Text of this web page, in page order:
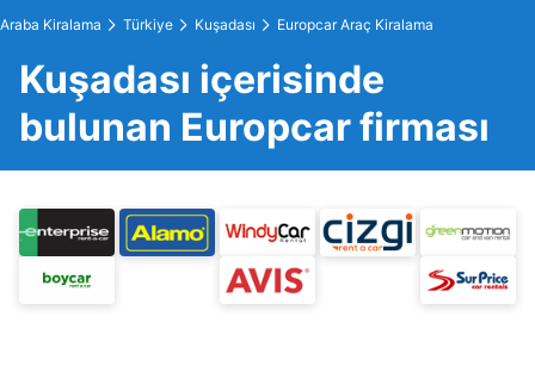
Araba Kiralama Türkiye Kuşadası Europcar Araç Kiralama
Kuşadası içerisinde
bulunan Europcar firması